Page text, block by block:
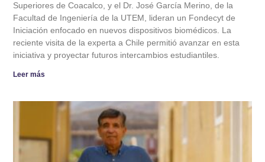
Superiores de Coacalco, y el Dr. José García Merino, de la
Facultad de Ingeniería de la UTEM, lideran un Fondecyt de
Iniciación enfocado en nuevos dispositivos biomédicos. La
reciente visita de la experta a Chile permitió avanzar en esta
iniciativa y proyectar futuros intercambios estudiantiles.
Leer más